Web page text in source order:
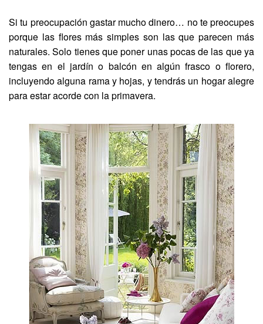
Si tu preocupación gastar mucho dinero… no te preocupes
porque las flores más simples son las que parecen más
naturales. Solo tienes que poner unas pocas de las que ya
tengas en el jardín o balcón en algún frasco o florero,
incluyendo alguna rama y hojas, y tendrás un hogar alegre
para estar acorde con la primavera.